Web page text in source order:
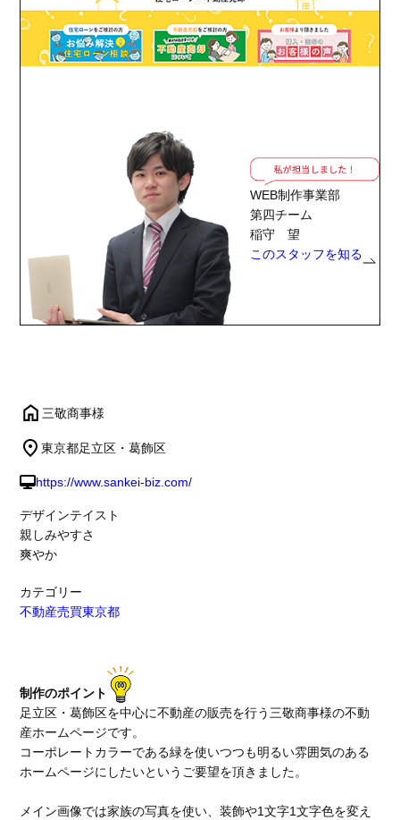
WEB制作事業部
第四チーム
稲守 望
このスタッフを知る
三敬商事様
東京都足立区・葛飾区
https://www.sankei-biz.com/
デザインテイスト
親しみやすさ
爽やか
カテゴリー
不動産売買東京都
制作のポイント
足立区・葛飾区を中心に不動産の販売を行う三敬商事様の不動
産ホームページです。
コーポレートカラーである緑を使いつつも明るい雰囲気のある
ホームページにしたいというご要望を頂きました。
メイン画像では家族の写真を使い、装飾や1文字1文字色を変え